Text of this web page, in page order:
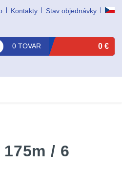
Kontakty Stav objednávky
0 TOVAR 0 €
/ 6